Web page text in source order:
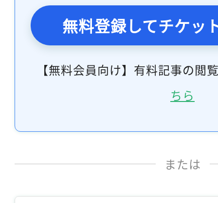
無料登録してチケッ
【無料会員向け】有料記事の閲
ちら
または